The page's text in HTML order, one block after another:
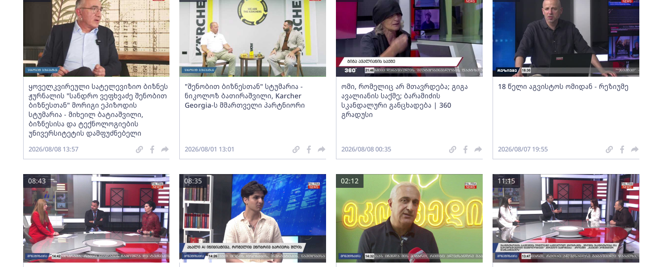
ყოველკვირეული სატელევიზიო ბიზნეს
ჟურნალის "სანდრო ვეფხვაძე შენობით
ბიზნესთან" მორიგი ეპიზოდის
სტუმარია - მიხეილ ბატიაშვილი,
ბიზნესისა და ტექნოლოგიების
უნივერსიტეტის დამფუძნებელი
2026/08/08 13:57
"შენობით ბიზნესთან" სტუმარია -
ნიკოლოზ ბათირაშვილი, Karcher
Georgia-ს მმართველი პარტნიორი
2026/08/01 13:01
ომი, რომელიც არ მთავრდება; გიგა
ავალიანის საქმე; ბარამიძის
სკანდალური განცხადება | 360
გრადუსი
2026/08/08 00:35
18 წელი აგვისტოს ომიდან - რეზიუმე
2026/08/07 19:55
08:43 08:35 02:12 11:15